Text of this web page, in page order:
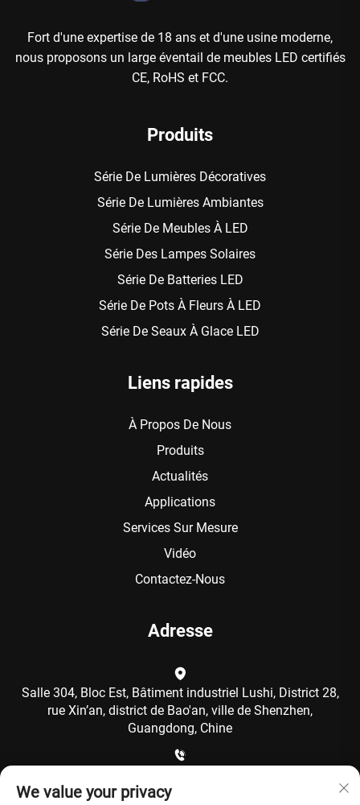
Fort d'une expertise de 18 ans et d'une usine moderne,
nous proposons un large éventail de meubles LED certifiés
CE, RoHS et FCC.
Produits
Série De Lumières Décoratives
Série De Lumières Ambiantes
Série De Meubles À LED
Série Des Lampes Solaires
Série De Batteries LED
Série De Pots À Fleurs À LED
Série De Seaux À Glace LED
Liens rapides
À Propos De Nous
Produits
Actualités
Applications
Services Sur Mesure
Vidéo
Contactez-Nous
Adresse
Salle 304, Bloc Est, Bâtiment industriel Lushi, District 28,
rue Xin’an, district de Bao'an, ville de Shenzhen,
Guangdong, Chine
We value your privacy